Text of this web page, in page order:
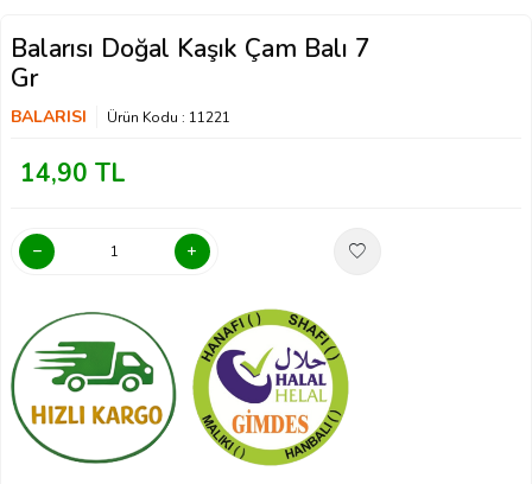
Balarısı Doğal Kaşık Çam Balı 7
Gr
BALARISI Ürün Kodu : 11221
14,90 TL